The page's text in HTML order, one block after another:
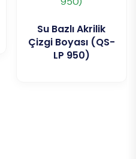
Su Bazlı Akrilik
Çizgi Boyası (QS-
LP 950)